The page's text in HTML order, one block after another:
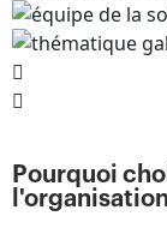
Pourquoi